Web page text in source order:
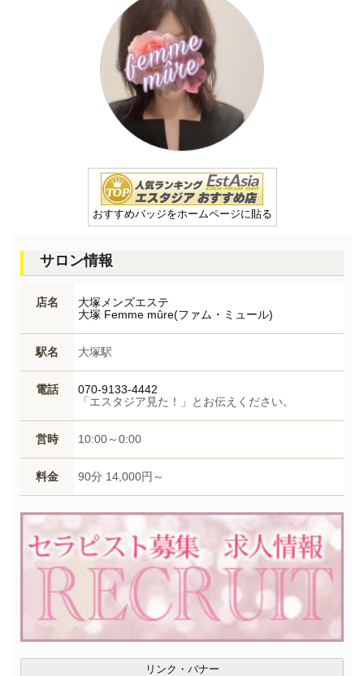
おすすめバッジをホームページに貼る
サロン情報
店名
大塚メンズエステ
大塚 Femme mûre(ファム・ミュール)
駅名 大塚駅
電話
070-9133-4442
「エスタジア見た！」とお伝えください。
営時 10:00～0:00
料金 90分 14,000円～
リンク・バナー